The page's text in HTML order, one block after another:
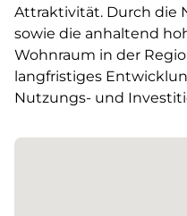
Attraktivität. Durch die
sowie die anhaltend
Wohnraum in der
langfristiges
Nutzungs- und